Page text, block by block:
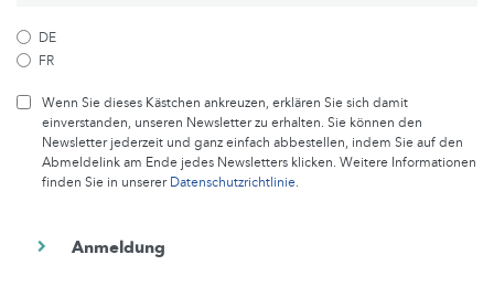
DE
FR
Wenn Sie dieses Kästchen ankreuzen, erklären Sie sich damit
einverstanden, unseren Newsletter zu erhalten. Sie können den
Newsletter jederzeit und ganz einfach abbestellen, indem Sie auf den
Abmeldelink am Ende jedes Newsletters klicken. Weitere Informationen
finden Sie in unsererDatenschutzrichtlinie.